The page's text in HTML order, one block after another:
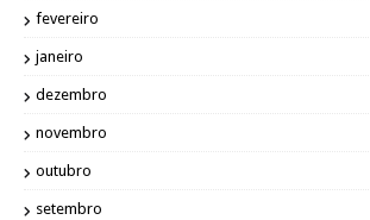
fevereiro
janeiro
dezembro
novembro
outubro
setembro